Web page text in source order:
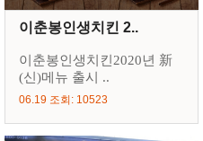
이춘봉인생치킨 2..
이춘봉인생치킨2020년 新
(신)메뉴 출시 ..
06.19 조회: 10523